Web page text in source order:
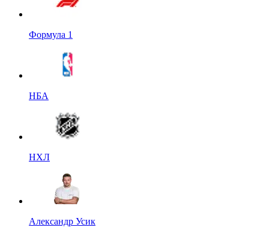
Формула 1
НБА
НХЛ
Александр Усик